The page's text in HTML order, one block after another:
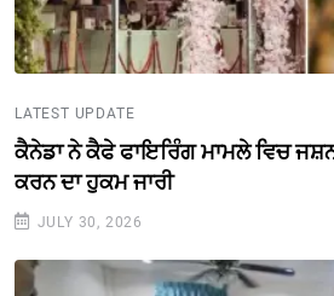
LATEST UPDATE
ਕੈਨੇਡਾ ਨੇ ਕੈਫੇ ਫਾਇਰਿੰਗ ਮਾਮਲੇ ਵਿਚ
ਕਰਨ ਦਾ ਹੁਕਮ ਜਾਰੀ
JULY 30, 2026